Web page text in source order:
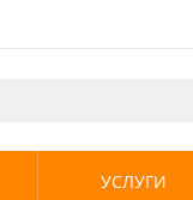
УСЛУГИ